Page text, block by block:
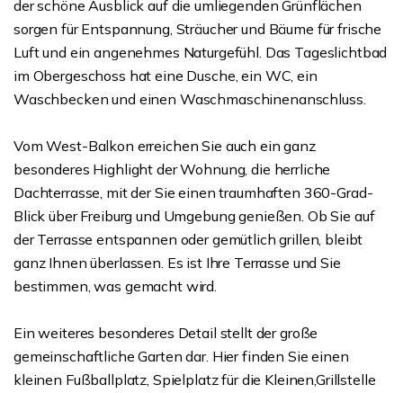
der schöne Ausblick auf die umliegenden Grünflächen
sorgen für Entspannung, Sträucher und Bäume für frische
Luft und ein angenehmes Naturgefühl. Das Tageslichtbad
im Obergeschoss hat eine Dusche, ein WC, ein
Waschbecken und einen Waschmaschinenanschluss.
Vom West-Balkon erreichen Sie auch ein ganz
besonderes Highlight der Wohnung, die herrliche
Dachterrasse, mit der Sie einen traumhaften 360-Grad-
Blick über Freiburg und Umgebung genießen. Ob Sie auf
der Terrasse entspannen oder gemütlich grillen, bleibt
ganz Ihnen überlassen. Es ist Ihre Terrasse und Sie
bestimmen, was gemacht wird.
Ein weiteres besonderes Detail stellt der große
gemeinschaftliche Garten dar. Hier finden Sie einen
kleinen Fußballplatz, Spielplatz für die Kleinen,Grillstelle